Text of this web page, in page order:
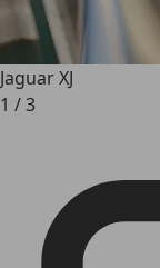
Jaguar XJ
1 /3